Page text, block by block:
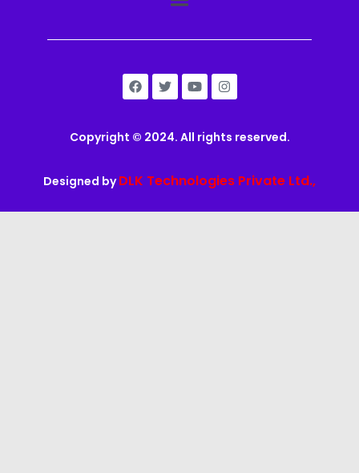
Copyright © 2024. All rights reserved.
Designed byDLK Technologies Private Ltd.,